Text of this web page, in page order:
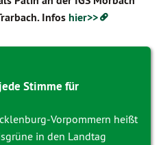
Infoshier>>
Stimme für
Vorpommern heißt
in den Landtag